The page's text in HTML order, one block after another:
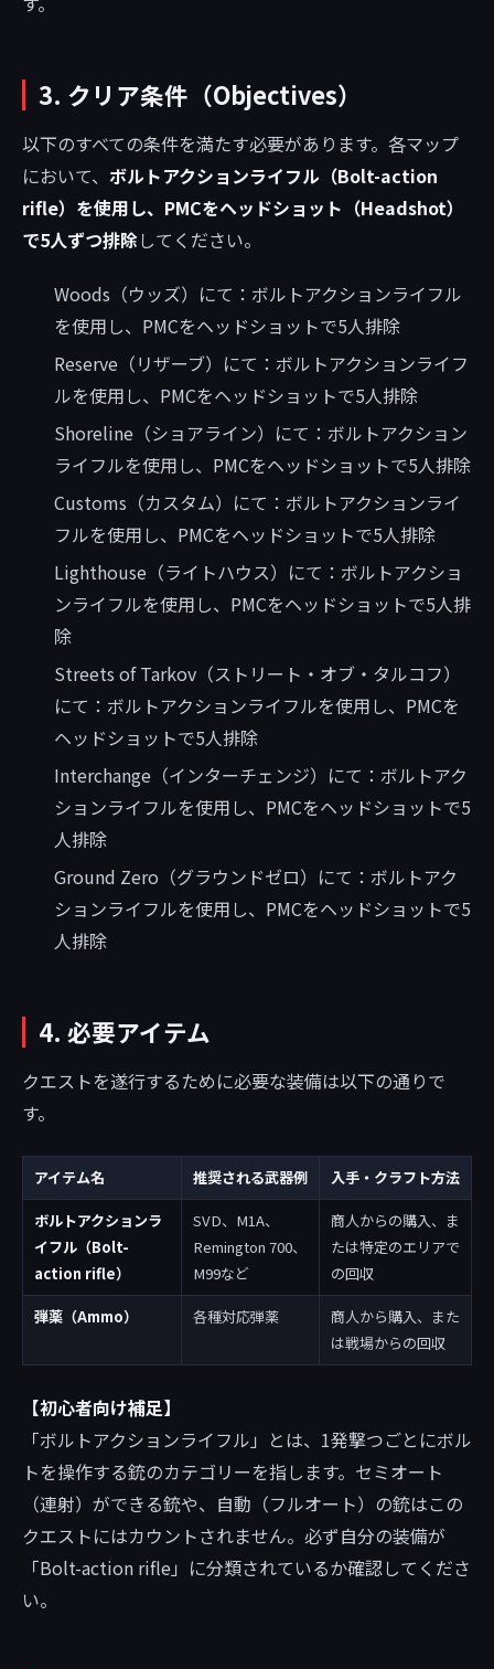
3. クリア条件（Objectives）
以下のすべての条件を満たす必要があります。各マップ
において、 ボルトアクションライフル（Bolt-action
rifle）を使用し、PMCをヘッドショット（Headshot）
で5人ずつ排除してください。
Woods（ウッズ）にて：ボルトアクションライフル
を使用し、PMCをヘッドショットで5人排除
Reserve（リザーブ）にて：ボルトアクションライフ
ルを使用し、PMCをヘッドショットで5人排除
Shoreline（ショアライン）にて：ボルトアクション
ライフルを使用し、PMCをヘッドショットで5人排除
Customs（カスタム）にて：ボルトアクションライ
フルを使用し、PMCをヘッドショットで5人排除
Lighthouse（ライトハウス）にて：ボルトアクショ
ンライフルを使用し、PMCをヘッドショットで5人排
除
Streets of Tarkov（ストリート・オブ・タルコフ）
にて：ボルトアクションライフルを使用し、PMCを
ヘッドショットで5人排除
Interchange（インターチェンジ）にて：ボルトアク
ションライフルを使用し、PMCをヘッドショットで5
人排除
Ground Zero（グラウンドゼロ）にて：ボルトアク
ションライフルを使用し、PMCをヘッドショットで5
人排除
4. 必要アイテム
クエストを遂行するために必要な装備は以下の通りで
す。
アイテム名 推奨される武器例 入手・クラフト方法
ボルトアクションラ
イフル（Bolt-
action rifle）
SVD、M1A、
Remington 700、
M99など
商人からの購入、ま
たは特定のエリアで
の回収
弾薬（Ammo） 各種対応弾薬
商人から購入、また
は戦場からの回収
【初心者向け補足】
「ボルトアクションライフル」とは、1発撃つごとにボル
トを操作する銃のカテゴリーを指します。セミオート
（連射）ができる銃や、自動（フルオート）の銃はこの
クエストにはカウントされません。必ず自分の装備が
「Bolt-action rifle」に分類されているか確認してくださ
い。